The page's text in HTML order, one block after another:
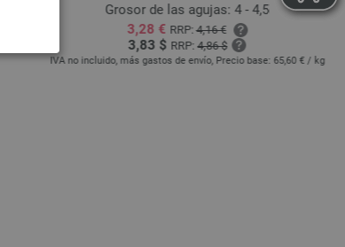
Grosor de las agujas: 4 - 4,5
3,28 € RRP:4,16 €
3,83 $ RRP: 4,86 $
IVA no incluido, más gastos de envío, Precio base:65,60 € / kg